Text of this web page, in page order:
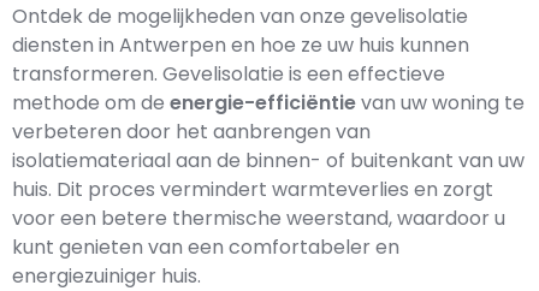
Ontdek de mogelijkheden van onze gevelisolatie
diensten in Antwerpen en hoe ze uw huis kunnen
transformeren. Gevelisolatie is een effectieve
methode om de energie-efficiëntievan uw woning te
verbeteren door het aanbrengen van
isolatiemateriaal aan de binnen- of buitenkant van uw
huis. Dit proces vermindert warmteverlies en zorgt
voor een betere thermische weerstand, waardoor u
kunt genieten van een comfortabeler en
energiezuiniger huis.